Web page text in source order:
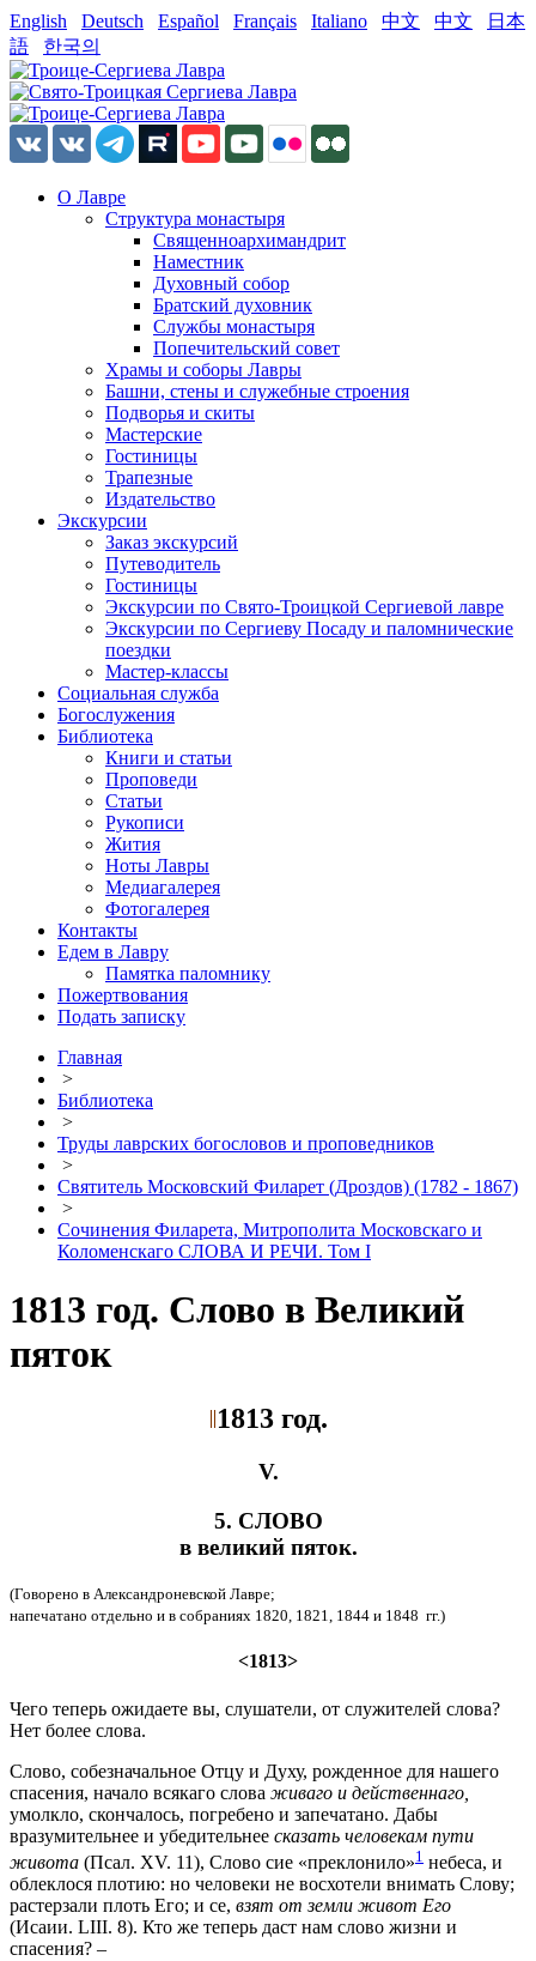
English Deutsch Español Français Italiano 中文 中文
日本
語
한국의
О Лавре
Структура монастыря
Священноархимандрит
Наместник
Духовный собор
Братский духовник
Службы монастыря
Попечительский совет
Храмы и соборы Лавры
Башни, стены и служебные строения
Подворья и скиты
Мастерские
Гостиницы
Трапезные
Издательство
Экскурсии
Заказ экскурсий
Путеводитель
Гостиницы
Экскурсии по Свято-Троицкой Сергиевой лавре
Экскурсии по Сергиеву Посаду и паломнические
поездки
Мастер-классы
Социальная служба
Богослужения
Библиотека
Книги и статьи
Проповеди
Статьи
Рукописи
Жития
Ноты Лавры
Медиагалерея
Фотогалерея
Контакты
Едем в Лавру
Памятка паломнику
Пожертвования
Подать записку
Главная
>
Библиотека
>
Труды лаврских богословов и проповедников
>
Святитель Московский Филарет (Дроздов) (1782 - 1867)
>
Сочинения Филарета, Митрополита Московскаго и
Коломенскаго СЛОВА И РЕЧИ. Том I
1813 год. Слово в Великий
пяток
1813 год.
V.
5. СЛОВО
в великий пяток.
(Говорено в Александроневской Лавре;
напечатано отдельно и в собраниях 1820, 1821, 1844 и 1848 гг.)
<1813>
Чего теперь ожидаете вы, слушатели, от служителей слова?
Нет более слова.
Слово, собезначальное Отцу и Духу, рожденное для нашего
спасения, начало всякаго слова живаго и действеннаго,
умолкло, скончалось, погребено и запечатано. Дабы
вразумительнее и убедительнее сказать человекам пути
живота (Псал. XV. 11), Слово сие «преклонило»1 небеса, и
облеклося плотию: но человеки не восхотели внимать Слову;
растерзали плоть Его; и се, взят от земли живот Его
(Исаии. LIII. 8). Кто же теперь даст нам слово жизни и
спасения? –